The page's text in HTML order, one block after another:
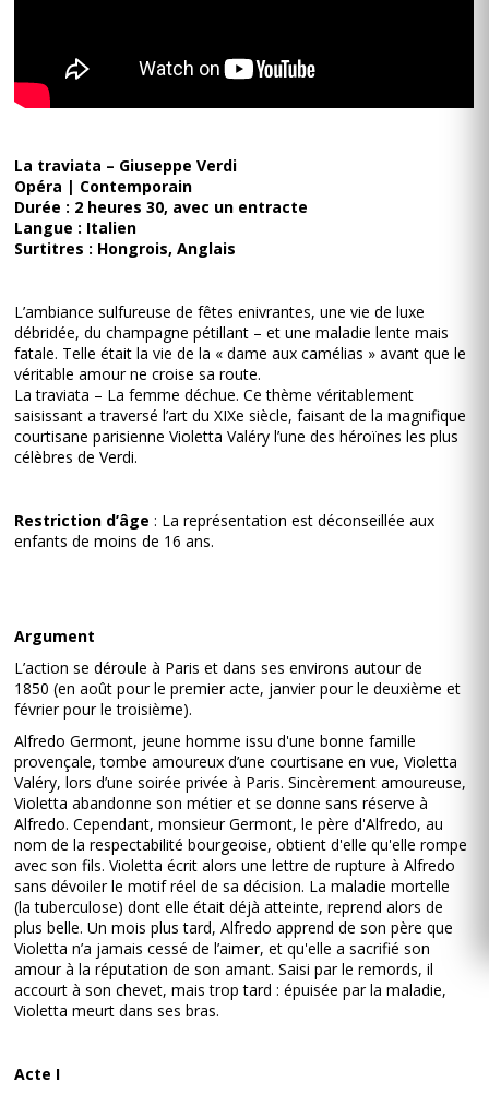
La traviata – Giuseppe Verdi
Opéra | Contemporain
Durée : 2 heures 30, avec un entracte
Langue : Italien
Surtitres : Hongrois, Anglais
L’ambiance sulfureuse de fêtes enivrantes, une vie de luxe
débridée, du champagne pétillant – et une maladie lente mais
fatale. Telle était la vie de la « dame aux camélias » avant que le
véritable amour ne croise sa route.
La traviata – La femme déchue. Ce thème véritablement
saisissant a traversé l’art du XIXe siècle, faisant de la magnifique
courtisane parisienne Violetta Valéry l’une des héroïnes les plus
célèbres de Verdi.
Restriction d’âge : La représentation est déconseillée aux
enfants de moins de 16 ans.
Argument
L’action se déroule à Paris et dans ses environs autour de
1850 (en août pour le premier acte, janvier pour le deuxième et
février pour le troisième).
Alfredo Germont, jeune homme issu d'une bonne famille
provençale, tombe amoureux d’une courtisane en vue, Violetta
Valéry, lors d’une soirée privée à Paris. Sincèrement amoureuse,
Violetta abandonne son métier et se donne sans réserve à
Alfredo. Cependant, monsieur Germont, le père d'Alfredo, au
nom de la respectabilité bourgeoise, obtient d'elle qu'elle rompe
avec son fils. Violetta écrit alors une lettre de rupture à Alfredo
sans dévoiler le motif réel de sa décision. La maladie mortelle
(la tuberculose) dont elle était déjà atteinte, reprend alors de
plus belle. Un mois plus tard, Alfredo apprend de son père que
Violetta n’a jamais cessé de l’aimer, et qu'elle a sacrifié son
amour à la réputation de son amant. Saisi par le remords, il
accourt à son chevet, mais trop tard : épuisée par la maladie,
Violetta meurt dans ses bras.
Acte I